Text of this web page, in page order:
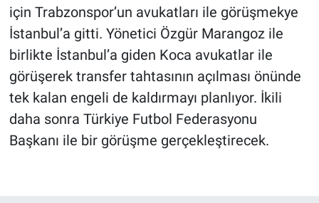
için Trabzonspor’un avukatları ile görüşmekye
İstanbul’a gitti. Yönetici Özgür Marangoz ile
birlikte İstanbul’a giden Koca avukatlar ile
görüşerek transfer tahtasının açılması önünde
tek kalan engeli de kaldırmayı planlıyor. İkili
daha sonra Türkiye Futbol Federasyonu
Başkanı ile bir görüşme gerçekleştirecek.
Magazin
Bilim ve Teknoloji